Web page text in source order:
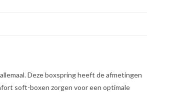
Deze boxspring heeft de afmetingen
soft-boxen zorgen voor een optimale